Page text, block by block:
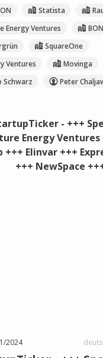
Statista
Energy Ventures
SquareOne
Ventures
Movinga
Schwarz
Peter
2024